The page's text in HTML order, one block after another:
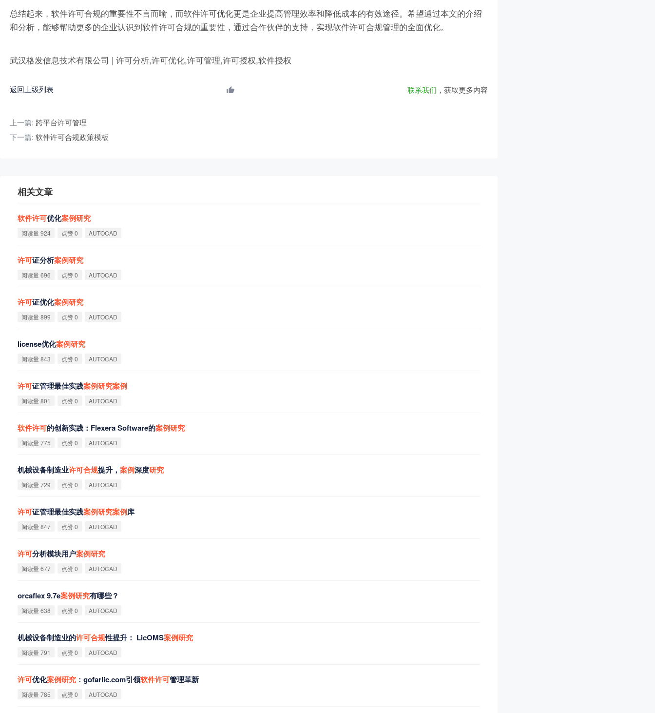
总结起来，软件许可合规的重要性不言而喻，而软件许可优化更是企业提高管理效率和降低成本的有效途径。希望通过本文的介绍
和分析，能够帮助更多的企业认识到软件许可合规的重要性，通过合作伙伴的支持，实现软件许可合规管理的全面优化。
武汉格发信息技术有限公司 | 许可分析,许可优化,许可管理,许可授权,软件授权
返回上级列表 联系我们 ，获取更多内容
上一篇: 跨平台许可管理
下一篇: 软件许可合规政策模板
相关文章
软件许可优化案例研究
阅读量 924 点赞 0 AUTOCAD
许可证分析案例研究
阅读量 696 点赞 0 AUTOCAD
许可证优化案例研究
阅读量 899 点赞 0 AUTOCAD
license优化案例研究
阅读量 843 点赞 0 AUTOCAD
许可证管理最佳实践案例研究案例
阅读量 801 点赞 0 AUTOCAD
软件许可的创新实践：Flexera Software的案例研究
阅读量 775 点赞 0 AUTOCAD
机械设备制造业许可合规提升， 案例深度研究
阅读量 729 点赞 0 AUTOCAD
许可证管理最佳实践案例研究案例库
阅读量 847 点赞 0 AUTOCAD
许可分析模块用户案例研究
阅读量 677 点赞 0 AUTOCAD
orcaflex 9.7e案例研究有哪些？
阅读量 638 点赞 0 AUTOCAD
机械设备制造业的许可合规性提升： LicOMS案例研究
阅读量 791 点赞 0 AUTOCAD
许可优化案例研究 ：gofarlic.com引领软件许可管理革新
阅读量 785 点赞 0 AUTOCAD